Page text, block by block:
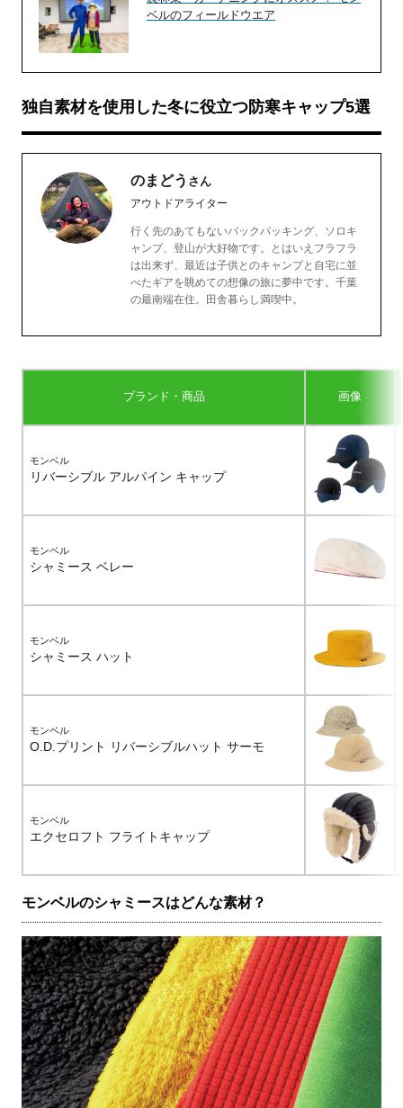
ベルのフィールドウエア
独自素材を使用した冬に役立つ防寒キャップ5選
のまどう さん
アウトドアライター
行く先のあてもないバックパッキング、ソロキ
ャンプ、登山が大好物です。とはいえフラフラ
は出来ず、最近は子供とのキャンプと自宅に並
べたギアを眺めての想像の旅に夢中です。千葉
の最南端在住。田舎暮らし満喫中。
ブランド・商品 画像
モンベル
リバーシブル アルパイン キャップ
モンベル
シャミース ベレー
モンベル
シャミース ハット
モンベル
O.D.プリント リバーシブルハット サーモ
モンベル
エクセロフト フライトキャップ
モンベルのシャミースはどんな素材？